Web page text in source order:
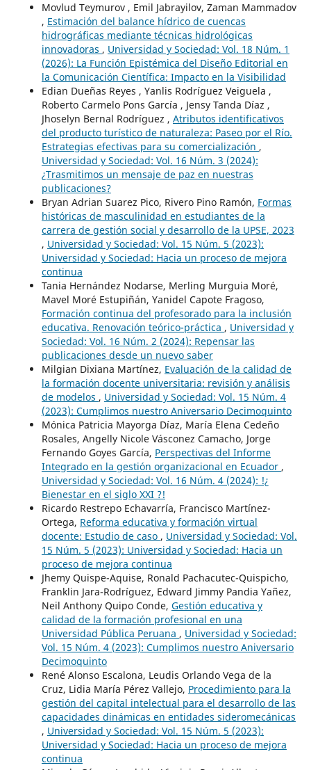
Movlud Teymurov , Emil Jabrayilov, Zaman Mammadov
, Estimación del balance hídrico de cuencas
hidrográficas mediante técnicas hidrológicas
innovadoras , Universidad y Sociedad: Vol. 18 Núm. 1
(2026): La Función Epistémica del Diseño Editorial en
la Comunicación Científica: Impacto en la Visibilidad
Edian Dueñas Reyes , Yanlis Rodríguez Veiguela ,
Roberto Carmelo Pons García , Jensy Tanda Díaz ,
Jhoselyn Bernal Rodríguez , Atributos identificativos
del producto turístico de naturaleza: Paseo por el Río.
Estrategias efectivas para su comercialización ,
Universidad y Sociedad: Vol. 16 Núm. 3 (2024):
¿Trasmitimos un mensaje de paz en nuestras
publicaciones?
Bryan Adrian Suarez Pico, Rivero Pino Ramón, Formas
históricas de masculinidad en estudiantes de la
carrera de gestión social y desarrollo de la UPSE, 2023
, Universidad y Sociedad: Vol. 15 Núm. 5 (2023):
Universidad y Sociedad: Hacia un proceso de mejora
continua
Tania Hernández Nodarse, Merling Murguia Moré,
Mavel Moré Estupiñán, Yanidel Capote Fragoso,
Formación continua del profesorado para la inclusión
educativa. Renovación teórico-práctica , Universidad y
Sociedad: Vol. 16 Núm. 2 (2024): Repensar las
publicaciones desde un nuevo saber
Milgian Dixiana Martínez, Evaluación de la calidad de
la formación docente universitaria: revisión y análisis
de modelos , Universidad y Sociedad: Vol. 15 Núm. 4
(2023): Cumplimos nuestro Aniversario Decimoquinto
Mónica Patricia Mayorga Díaz, María Elena Cedeño
Rosales, Angelly Nicole Vásconez Camacho, Jorge
Fernando Goyes García, Perspectivas del Informe
Integrado en la gestión organizacional en Ecuador ,
Universidad y Sociedad: Vol. 16 Núm. 4 (2024): !¿
Bienestar en el siglo XXI ?!
Ricardo Restrepo Echavarría, Francisco Martínez-
Ortega, Reforma educativa y formación virtual
docente: Estudio de caso , Universidad y Sociedad: Vol.
15 Núm. 5 (2023): Universidad y Sociedad: Hacia un
proceso de mejora continua
Jhemy Quispe-Aquise, Ronald Pachacutec-Quispicho,
Franklin Jara-Rodríguez, Edward Jimmy Pandia Yañez,
Neil Anthony Quipo Conde, Gestión educativa y
calidad de la formación profesional en una
Universidad Pública Peruana , Universidad y Sociedad:
Vol. 15 Núm. 4 (2023): Cumplimos nuestro Aniversario
Decimoquinto
René Alonso Escalona, Leudis Orlando Vega de la
Cruz, Lidia María Pérez Vallejo, Procedimiento para la
gestión del capital intelectual para el desarrollo de las
capacidades dinámicas en entidades sideromecánicas
, Universidad y Sociedad: Vol. 15 Núm. 5 (2023):
Universidad y Sociedad: Hacia un proceso de mejora
continua